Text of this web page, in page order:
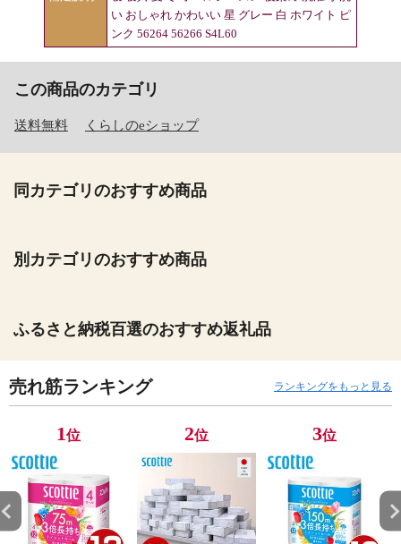
い おしゃれ かわいい 星 グレー 白 ホワイト ピ
ンク 56264 56266 S4L60
この商品のカテゴリ
送料無料 くらしのeショップ
同カテゴリのおすすめ商品
別カテゴリのおすすめ商品
ふるさと納税百選のおすすめ返礼品
売れ筋ランキング ランキングをもっと見る
1位 2位 3位